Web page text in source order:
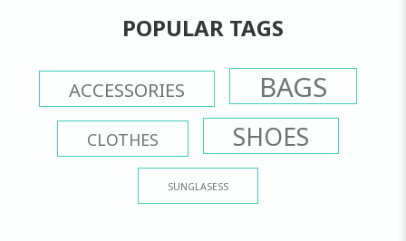
POPULAR TAGS
ACCESSORIES BAGS
CLOTHES SHOES
SUNGLASESS